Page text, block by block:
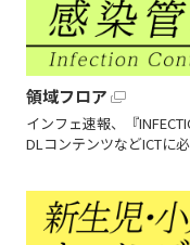
領域フロア
インフェ速報、『
DLコンテンツなどICTに